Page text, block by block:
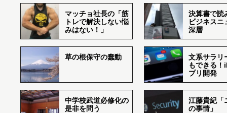
マッチョ社長の「筋
トレで解決しない悩
みはない！」
決算書で読
ビジネスニ
深層
草の根保守の蠢動
文系サラリ
もできる
プリ開発
中学校武道必修化の
是非を問う
江藤貴紀「
の事情」